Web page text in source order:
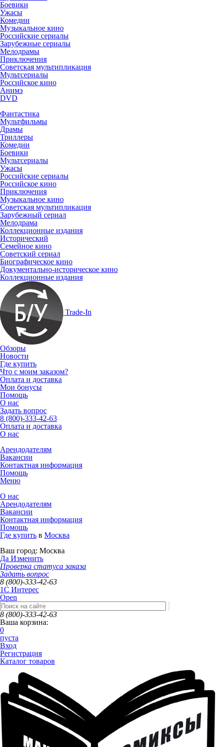
Боевики
Ужасы
Комедии
Музыкальное кино
Российские сериалы
Зарубежные сериалы
Мелодрамы
Приключения
Советская мультипликация
Мультсериалы
Российское кино
Анимэ
DVD
Фантастика
Мультфильмы
Драмы
Триллеры
Комедии
Боевики
Мультсериалы
Ужасы
Российские сериалы
Российское кино
Приключения
Музыкальное кино
Советская мультипликация
Зарубежный сериал
Мелодрама
Коллекционные издания
Исторический
Семейное кино
Советский сериал
Биографическое кино
Документально-историческое кино
Коллекционные издания
Trade-In
Обзоры
Новости
Где купить
Что с моим заказом?
Оплата и доставка
Мои бонусы
Помощь
О нас
Задать вопрос
8 (800)-333-42-63
Оплата и доставка
О нас
Арендодателям
Вакансии
Контактная информация
Помощь
Меню
О нас
Арендодателям
Вакансии
Контактная информация
Помощь
Где купить в Москва
Ваш город: Москва
Да Изменить
Проверка статуса заказа
Задать вопрос
8 (800)-333-42-63
1C Интерес
Open
8 (800)-333-42-63
Ваша корзина:
0
пуста
Вход
Регистрация
Каталог товаров